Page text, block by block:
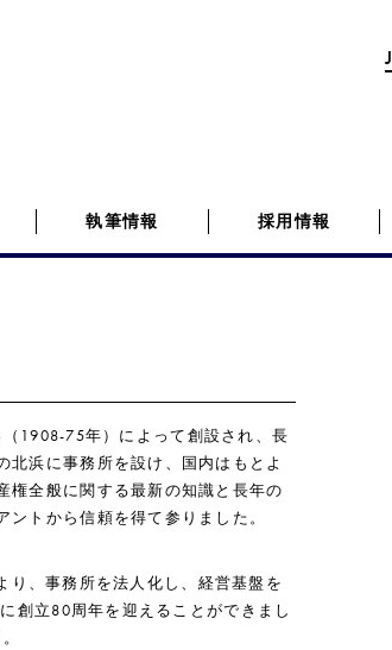
執筆情報 採用情報
1908-75年）によって創設され、長
北浜に事務所を設け、国内はもとよ
権全般に関する最新の知識と長年の
トから信頼を得て参りました。
、事務所を法人化し、経営基盤を
創立80周年を迎えることができまし